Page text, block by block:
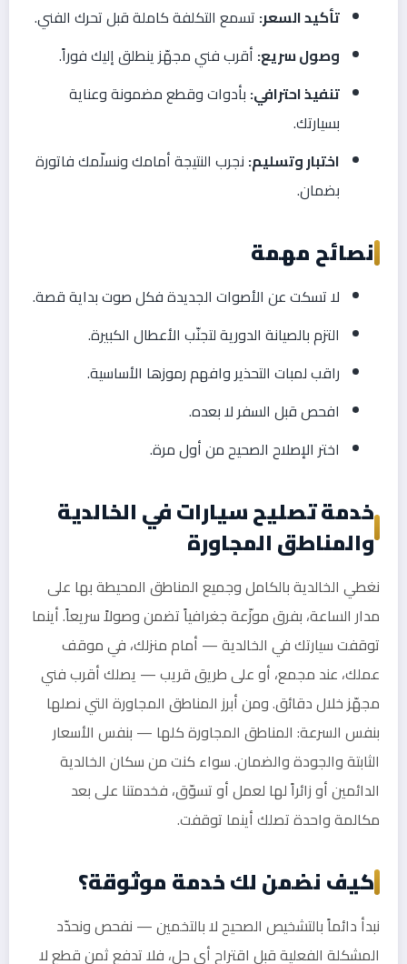
تأكيد السعر: تسمع التكلفة كاملة قبل تحرك الفني.
وصول سريع: أقرب فني مجهّز ينطلق إليك فوراً.
تنفيذ احترافي: بأدوات وقطع مضمونة وعناية
بسيارتك.
اختبار وتسليم: نجرب النتيجة أمامك ونسلّمك فاتورة
بضمان.
نصائح مهمة
لا تسكت عن الأصوات الجديدة فكل صوت بداية قصة.
التزم بالصيانة الدورية لتجنّب الأعطال الكبيرة.
راقب لمبات التحذير وافهم رموزها الأساسية.
افحص قبل السفر لا بعده.
اختر الإصلاح الصحيح من أول مرة.
خدمة تصليح سيارات في الخالدية
والمناطق المجاورة
نغطي الخالدية بالكامل وجميع المناطق المحيطة بها على
مدار الساعة، بفرق موزّعة جغرافياً تضمن وصولاً سريعاً. أينما
توقفت سيارتك في الخالدية — أمام منزلك، في موقف
عملك، عند مجمع، أو على طريق قريب — يصلك أقرب فني
مجهّز خلال دقائق. ومن أبرز المناطق المجاورة التي نصلها
بنفس السرعة: المناطق المجاورة كلها — بنفس الأسعار
الثابتة والجودة والضمان. سواء كنت من سكان الخالدية
الدائمين أو زائراً لها لعمل أو تسوّق، فخدمتنا على بعد
مكالمة واحدة تصلك أينما توقفت.
كيف نضمن لك خدمة موثوقة؟
نبدأ دائماً بالتشخيص الصحيح لا بالتخمين — نفحص ونحدّد
المشكلة الفعلية قبل اقتراح أي حل، فلا تدفع ثمن قطع لا